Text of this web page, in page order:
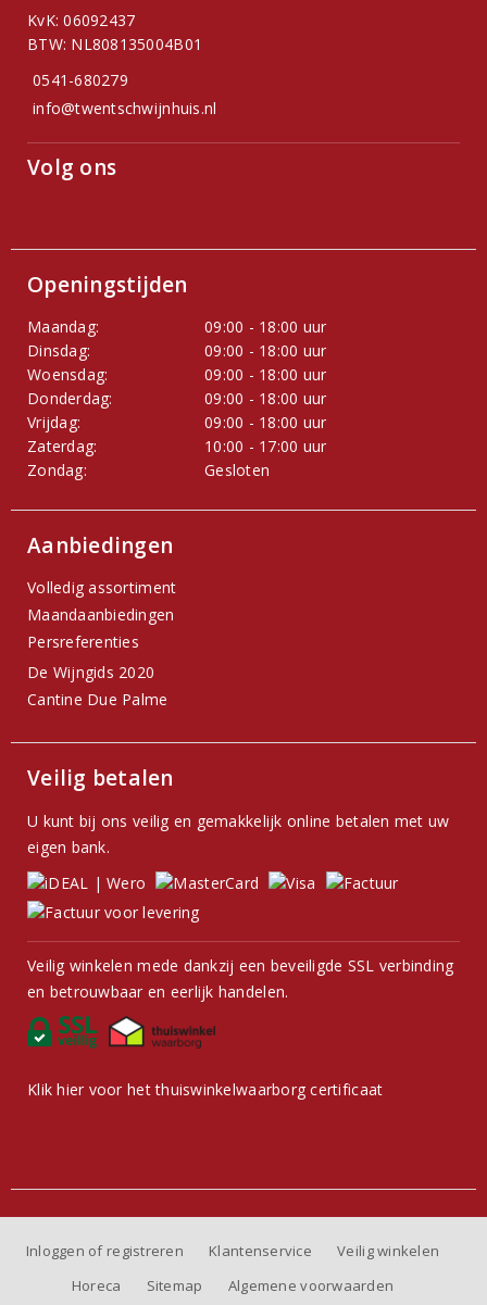
KvK: 06092437
BTW: NL808135004B01
0541-680279
info@twentschwijnhuis.nl
Volg ons
Openingstijden
Maandag:
09:00 - 18:00 uur
Dinsdag:
09:00 - 18:00 uur
Woensdag:
09:00 - 18:00 uur
Donderdag:
09:00 - 18:00 uur
Vrijdag:
09:00 - 18:00 uur
Zaterdag:
10:00 - 17:00 uur
Zondag:
Gesloten
Aanbiedingen
Volledig assortiment
Maandaanbiedingen
Persreferenties
De Wijngids 2020
Cantine Due Palme
Veilig betalen
U kunt bij ons veilig en gemakkelijk online betalen met uw
eigen bank.
Veilig winkelen mede dankzij een beveiligde SSL verbinding
en betrouwbaar en eerlijk handelen.
Klik hier voor het thuiswinkelwaarborg certificaat
Inloggen of registreren Klantenservice
Veilig winkelen
Horeca
Sitemap Algemene voorwaarden